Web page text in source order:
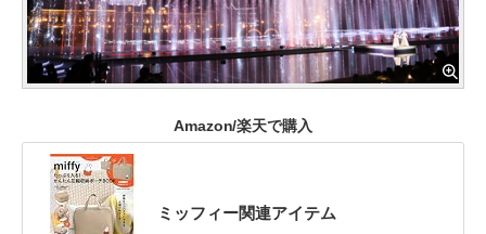
Amazon/楽天で購入
ミッフィー関連アイテム